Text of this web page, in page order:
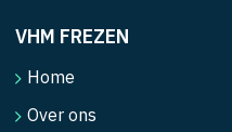
VHM FREZEN
Home
Over ons